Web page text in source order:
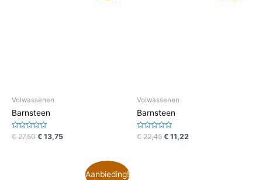
Volwassenen
Barnsteen
Waardering
0
€27,50 € 13,75
Volwassenen
Barnsteen
Waardering
0
€22,45 € 11,22
Aanbieding!